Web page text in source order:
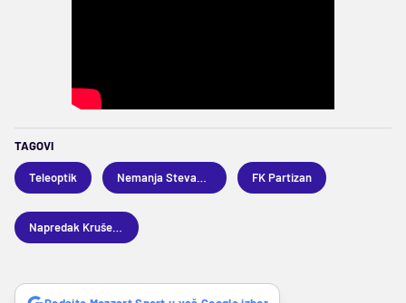
TAGOVI
Teleoptik FK Partizan